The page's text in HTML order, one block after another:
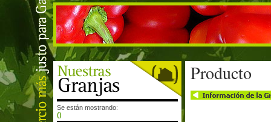
Se están mostrando:
()
Producto